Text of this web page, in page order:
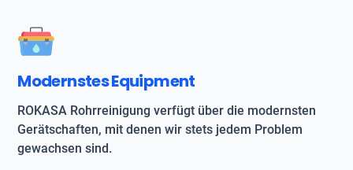
Modernstes Equipment
ROKASA Rohrreinigung verfügt über die modernsten
Gerätschaften, mit denen wir stets jedem Problem
gewachsen sind.